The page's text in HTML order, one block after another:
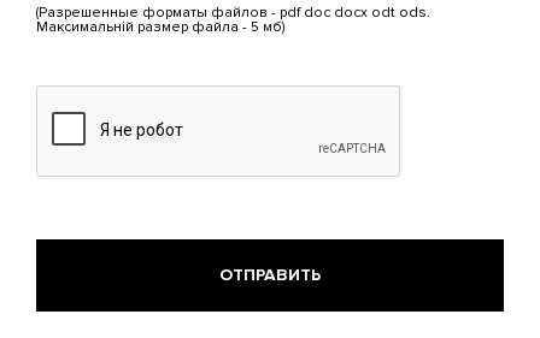
(Разрешенные форматы файлов - pdf doc docx odt ods.
Максимальній размер файла - 5 мб)
5
МБ.
doc,
ods.